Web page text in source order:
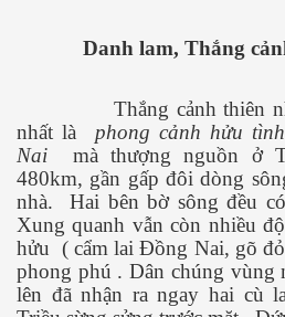
Danh lam, Thắng
Thắng cảnh thiên
nhất là
phong cảnh hửu
Nai
mà thượng nguồn ở
480km, gần gấp đôi dòng
nhà.
Hai bên bờ sông đều
Xung quanh vẫn còn nhiều
hửu
( cẩm lai Đồng Nai, gõ
phong phú . Dân chúng vùng
lên đã nhận ra ngay hai cù
tiêu chuẩn chọn bạn tình